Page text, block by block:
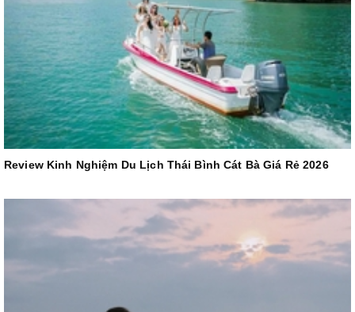
Review Kinh Nghiệm Du Lịch Thái Bình Cát Bà Giá Rẻ 2026